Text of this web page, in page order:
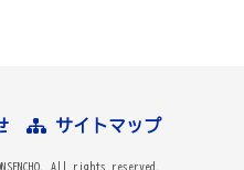
サイトマップ
All rights reserved.